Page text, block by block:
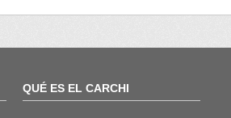
QUÉ ES EL CARCHI